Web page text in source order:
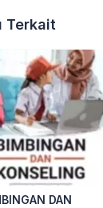
Terkait
DAN